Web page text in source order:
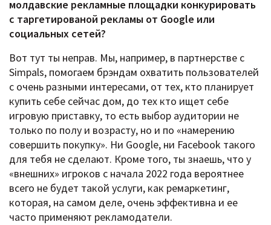
молдавские рекламные площадки конкурировать
с таргетированой рекламы от Google или
социальных сетей?
Вот тут ты неправ. Мы, например, в партнерстве с
Simpals, помогаем брэндам охватить пользователей
с очень разными интересами, от тех, кто планирует
купить себе сейчас дом, до тех кто ищет себе
игровую приставку, то есть выбор аудитории не
только по полу и возрасту, но и по «намерению
совершить покупку». Ни Google, ни Facebook такого
для тебя не сделают. Кроме того, ты знаешь, что у
«внешних» игроков с начала 2022 года вероятнее
всего не будет такой услуги, как ремаркетинг,
которая, на самом деле, очень эффективна и ее
часто применяют рекламодатели.